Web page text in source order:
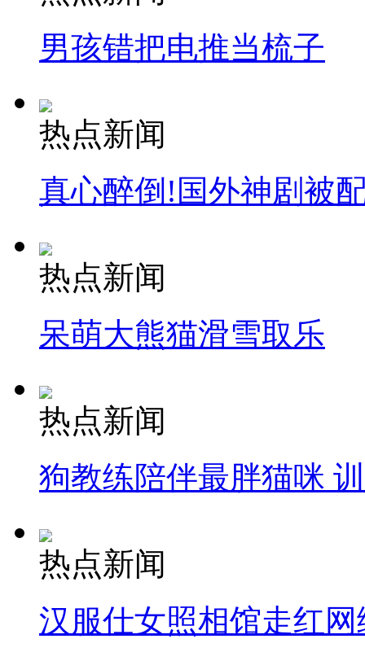
男孩错把电推当梳子
热点新闻
真心醉倒!国外神剧被
热点新闻
呆萌大熊猫滑雪取乐
热点新闻
狗教练陪伴最胖猫咪
热点新闻
汉服仕女照相馆走红网